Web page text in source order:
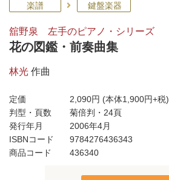
楽譜 鍵盤楽器
舘野泉 左手のピアノ・シリーズ
花の図鑑・前奏曲集
林光 作曲
定価 2,090円 (本体1,900円+税)
判型・頁数
菊倍判・24頁
発行年月
2006年4月
ISBNコード
9784276436343
商品コード
436340